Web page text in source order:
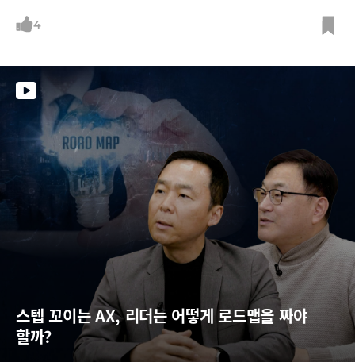
션의 대두③ 구글 I/O에서 확인된 비즈니스용 B2B 온디바이스 AI 에이전
4
스텝 꼬이는 AX, 리더는 어떻게 로드맵을 짜야
할까?